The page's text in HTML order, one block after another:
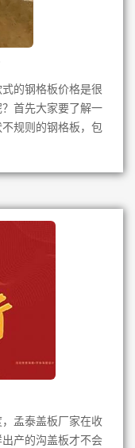
的钢格板价格是很
首先大家要了解一
规则的钢格板，包
孟泰盖板厂家在收
产的沟盖板才不会